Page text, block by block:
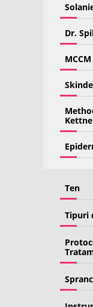
Dr.
MCCM
Ten
Tipuri